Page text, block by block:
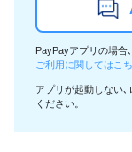
PayPayアプリの場合
ご利用に関してはこ
アプリが起動しない
ください。